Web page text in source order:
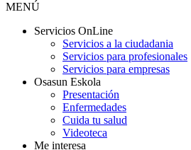
MENÚ
Servicios OnLine
Servicios a la ciudadania
Servicios para profesionales
Servicios para empresas
Osasun Eskola
Presentación
Enfermedades
Cuida tu salud
Videoteca
Me interesa